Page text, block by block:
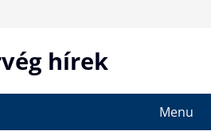
hírek
Menu